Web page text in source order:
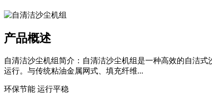
产品概述
自清洁沙尘机组简介：自清洁沙尘机组是一种高效的自洁
运行。与传统粘油金属网式、填充纤维...
环保节能 运行平稳